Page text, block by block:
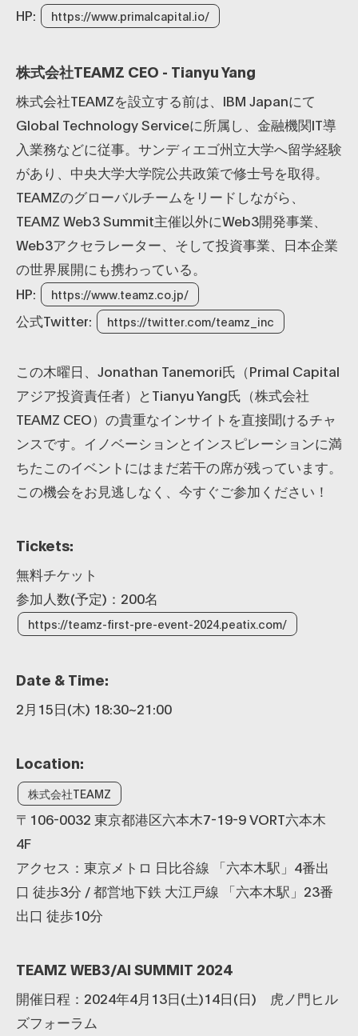
HP:
https://www.primalcapital.io/
株式会社TEAMZ CEO - Tianyu Yang
株式会社TEAMZを設立する前は、IBM Japanにて
Global Technology Serviceに所属し、金融機関IT導
入業務などに従事。サンディエゴ州立大学へ留学経験
があり、中央大学大学院公共政策で修士号を取得。
TEAMZのグローバルチームをリードしながら、
TEAMZ Web3 Summit主催以外にWeb3開発事業、
Web3アクセラレーター、そして投資事業、日本企業
の世界展開にも携わっている。
HP:
https://www.teamz.co.jp/
公式Twitter: https://twitter.com/teamz_inc
この木曜日、Jonathan Tanemori氏（Primal Capital
アジア投資責任者）とTianyu Yang氏（株式会社
TEAMZ CEO）の貴重なインサイトを直接聞けるチャ
ンスです。イノベーションとインスピレーションに満
ちたこのイベントにはまだ若干の席が残っています。
この機会をお見逃しなく、今すぐご参加ください！
Tickets:
無料チケット
参加人数(予定)：200名
https://teamz-first-pre-event-2024.peatix.com/
Date & Time:
2月15日(木) 18:30~21:00
Location:
株式会社TEAMZ
〒106-0032 東京都港区六本木7-19-9 VORT六本木
4F
アクセス：東京メトロ 日比谷線 「六本木駅」4番出
口 徒歩3分 / 都営地下鉄 大江戸線 「六本木駅」23番
出口 徒歩10分
TEAMZ WEB3/AI SUMMIT 2024
開催日程：2024年4月13日(土)14日(日) 虎ノ門ヒル
ズフォーラム